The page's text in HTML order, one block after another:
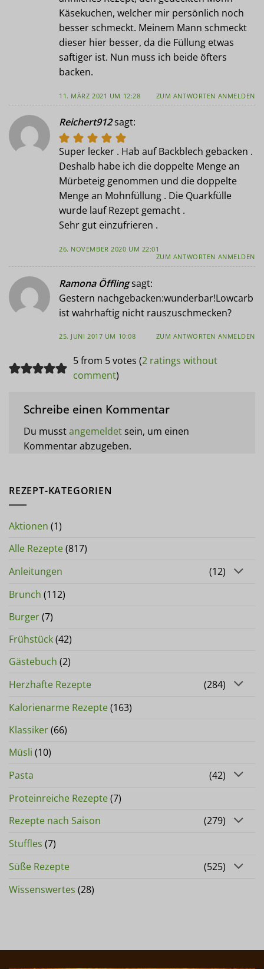
Käsekuchen, welcher mir persönlich noch
besser schmeckt. Meinem Mann schmeckt
dieser hier besser, da die Füllung etwas
saftiger ist. Nun muss ich beide öfters
backen.
11. MÄRZ 2021 UM 12:28 ZUM ANTWORTEN ANMELDEN
Reichert912sagt:
Super lecker . Hab auf Backblech gebacken .
Deshalb habe ich die doppelte Menge an
Mürbeteig genommen und die doppelte
Menge an Mohnfüllung . Die Quarkfülle
wurde lauf Rezept gemacht .
Sehr gut einzufrieren .
26. NOVEMBER 2020 UM 22:01
ZUM ANTWORTEN ANMELDEN
Ramona Öfflingsagt:
Gestern nachgebacken:wunderbar!Lowcarb
ist wahrhaftig nicht rauszuschmecken?
25. JUNI 2017 UM 10:08 ZUM ANTWORTEN ANMELDEN
5 from 5 votes (2 ratings without
comment)
Schreibe einen Kommentar
Du musstangemeldetsein, um einen
Kommentar abzugeben.
REZEPT-KATEGORIEN
Aktionen (1)
Alle Rezepte(817)
Anleitungen
(12)
Brunch (112)
Burger(7)
Frühstück(42)
Gästebuch (2)
Herzhafte Rezepte
(284)
Kalorienarme Rezepte(163)
Klassiker(66)
Müsli (10)
Pasta
(42)
Proteinreiche Rezepte(7)
Rezepte nach Saison
(279)
Stuffles (7)
Süße Rezepte
(525)
Wissenswertes (28)